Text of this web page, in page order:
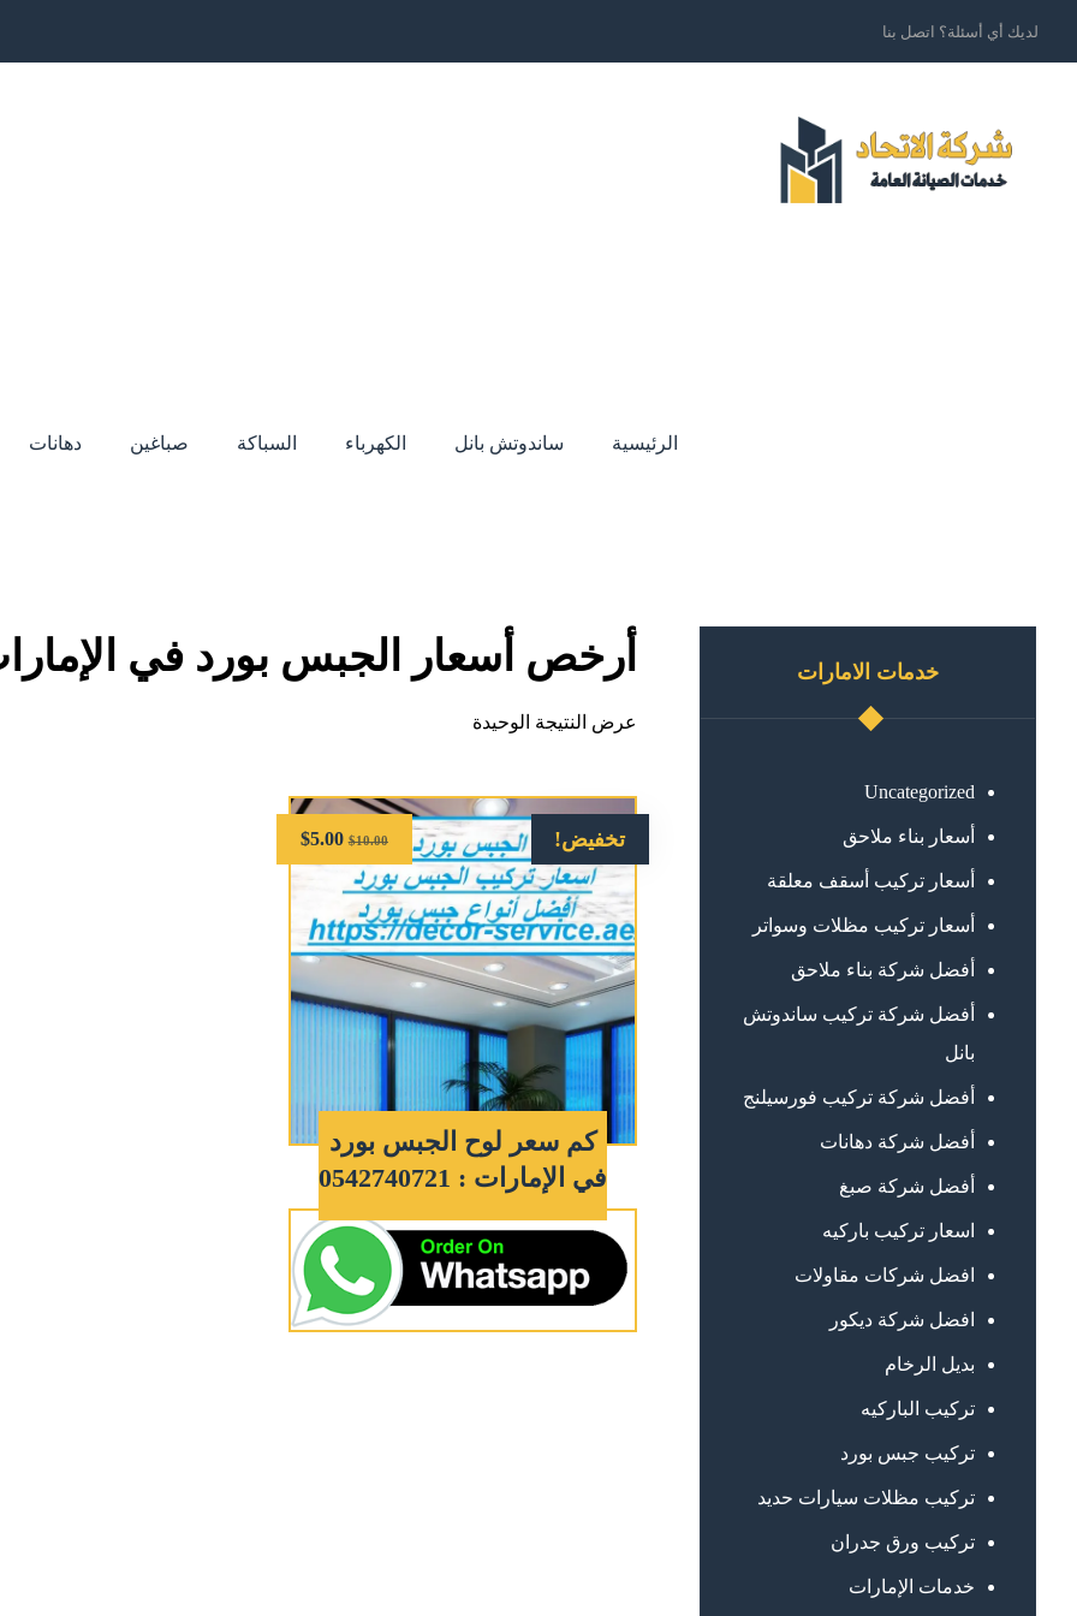
لديك أي أسئلة؟ اتصل بنا
الرئيسية ساندوتش بانل الكهرباء السباكة صباغين دهانات
أرخص أسعار الجبس بورد في
عرض النتيجة الوحيدة
تخفيض!
كم سعر لوح الجبس بورد
في الإمارات : 0542740721
$10.00
$5.00
خدمات الامارات
Uncategorized
أسعار بناء ملاحق
أسعار تركيب أسقف معلقة
أسعار تركيب مظلات وسواتر
أفضل شركة بناء ملاحق
أفضل شركة تركيب ساندوتش
بانل
أفضل شركة تركيب فورسيلنج
أفضل شركة دهانات
أفضل شركة صبغ
اسعار تركيب باركيه
افضل شركات مقاولات
افضل شركة ديكور
بديل الرخام
تركيب الباركيه
تركيب جبس بورد
تركيب مظلات سيارات حديد
تركيب ورق جدران
خدمات الإمارات